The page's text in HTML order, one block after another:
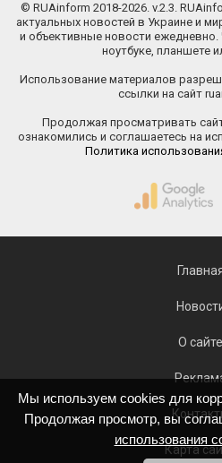
© RUAinform 2018-2026. v.2.3.
актуальных новостей в Украине и
и объективные новости
ноутбуке, планшете
Использование материалов
ссылки на сайт
Продолжая просматривать
ознакомились и соглашаетесь на
Политика
О сайте
Карта
Мы используем cookies для
Продолжая просмотр, вы
использования